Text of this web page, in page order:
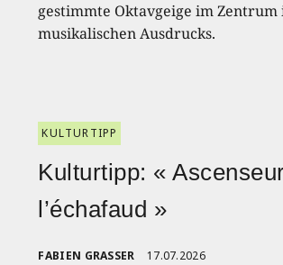
gestimmte Oktavgeige im Zentrum
musikalischen Ausdrucks.
KULTURTIPP
Kulturtipp: «
l’échafaud »
FABIEN GRASSER 17.07.2026